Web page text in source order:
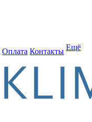
Оплата Контакты Ещё